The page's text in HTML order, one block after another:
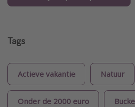
Tags
Actieve vakantie Natuur
Onder de 2000 euro